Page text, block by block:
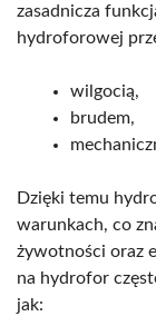
zasadnicza
hydroforowej
wilgocią,
brudem,
Dzięki temu
warunkach, co
żywotności oraz
na hydrofor
jak: